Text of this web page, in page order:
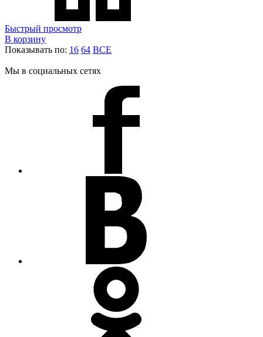
Быстрый просмотр
В корзину
Показывать по: 16 64 ВСЕ
Мы в социальных сетях